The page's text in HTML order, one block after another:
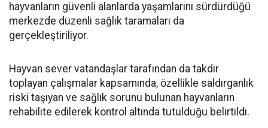
hayvanların güvenli alanlarda yaşamlarını sürdürdüğü
merkezde düzenli sağlık taramaları da
gerçekleştiriliyor.
Hayvan sever vatandaşlar tarafından da takdir
toplayan çalışmalar kapsamında, özellikle saldırganlık
riski taşıyan ve sağlık sorunu bulunan hayvanların
rehabilite edilerek kontrol altında tutulduğu belirtildi.